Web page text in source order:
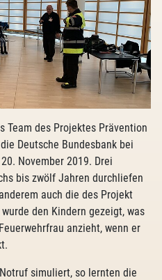
Team des Projektes Prävention
die Deutsche Bundesbank bei
November 2019. Drei
bis zwölf Jahren durchliefen
auch die des Projekt
den Kindern gezeigt, was
anzieht, wenn er
simuliert, so lernten die